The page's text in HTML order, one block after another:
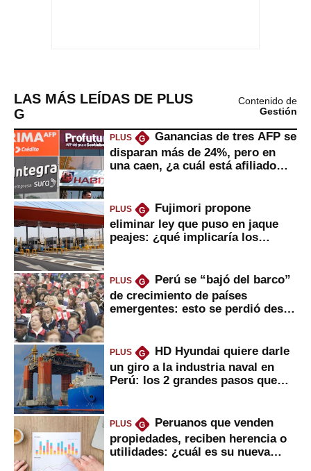
LAS MÁS LEÍDAS DE PLUS
G
Contenido de
Gestión
PLUS G
Ganancias de tres AFP se
disparan más de 24%, pero en
una caen, ¿a cuál está afiliado
PLUS G
Fujimori propone
eliminar ley que puso en jaque
peajes: ¿qué implicaría los
PLUS G
Perú se “bajó del barco”
de crecimiento de países
emergentes: esto se perdió desde
PLUS G
HD Hyundai quiere darle
un giro a la industria naval en
Perú: los 2 grandes pasos que
PLUS G
Peruanos que venden
propiedades, reciben herencia o
utilidades: ¿cuál es su nueva